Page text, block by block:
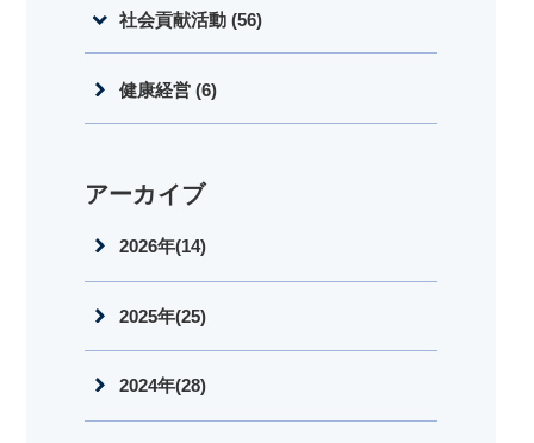
社会貢献活動 (56)
健康経営 (6)
アーカイブ
2026年(14)
2025年(25)
2024年(28)